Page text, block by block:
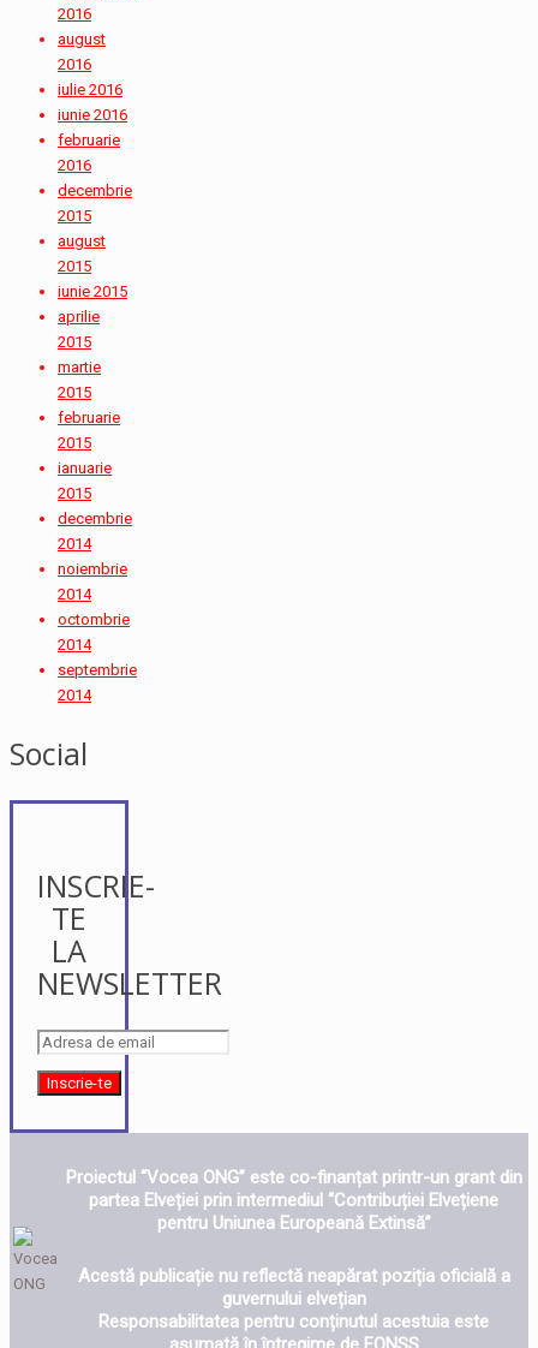
2016
august
2016
iulie 2016
iunie 2016
februarie
2016
decembrie
2015
august
2015
iunie 2015
aprilie
2015
martie
2015
februarie
2015
ianuarie
2015
decembrie
2014
noiembrie
2014
octombrie
2014
septembrie
2014
Social
INSCRIE-
TE
LA
NEWSLETTER
Proiectul “Vocea ONG” este co-finanțat printr-un grant din
partea Elveției prin intermediul “Contribuției Elvețiene
pentru Uniunea Europeană Extinsă”
Acestă publicație nu reflectă neapărat poziția oficială a
guvernului elvețian
Responsabilitatea pentru conținutul acestuia este